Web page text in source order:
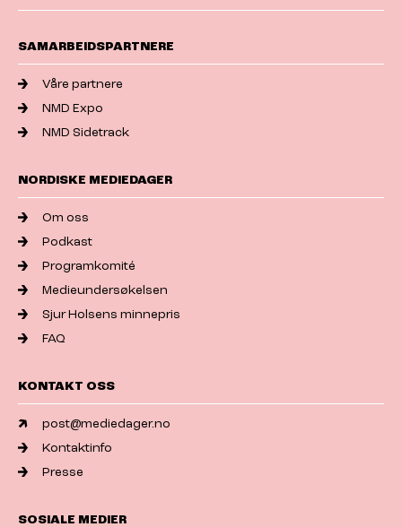
SAMARBEIDSPARTNERE
Våre partnere
NMD Expo
NMD Sidetrack
NORDISKE MEDIEDAGER
Om oss
Podkast
Programkomité
Medieundersøkelsen
Sjur Holsens minnepris
FAQ
KONTAKT OSS
post@mediedager.no
Kontaktinfo
Presse
SOSIALE MEDIER